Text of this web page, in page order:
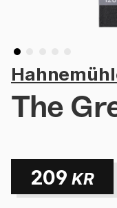
The
209 KR